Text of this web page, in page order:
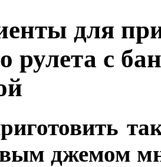
для
рулета с
джемом